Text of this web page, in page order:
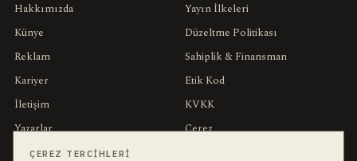
Hakkımızda
Künye
Reklam
Kariyer
İletişim
Yazarlar
Muhabirler
Yayın İlkeleri
Düzeltme Politikası
Sahiplik & Finansman
Etik Kod
KVKK
Çerez
ÇEREZ TERCIHLERI